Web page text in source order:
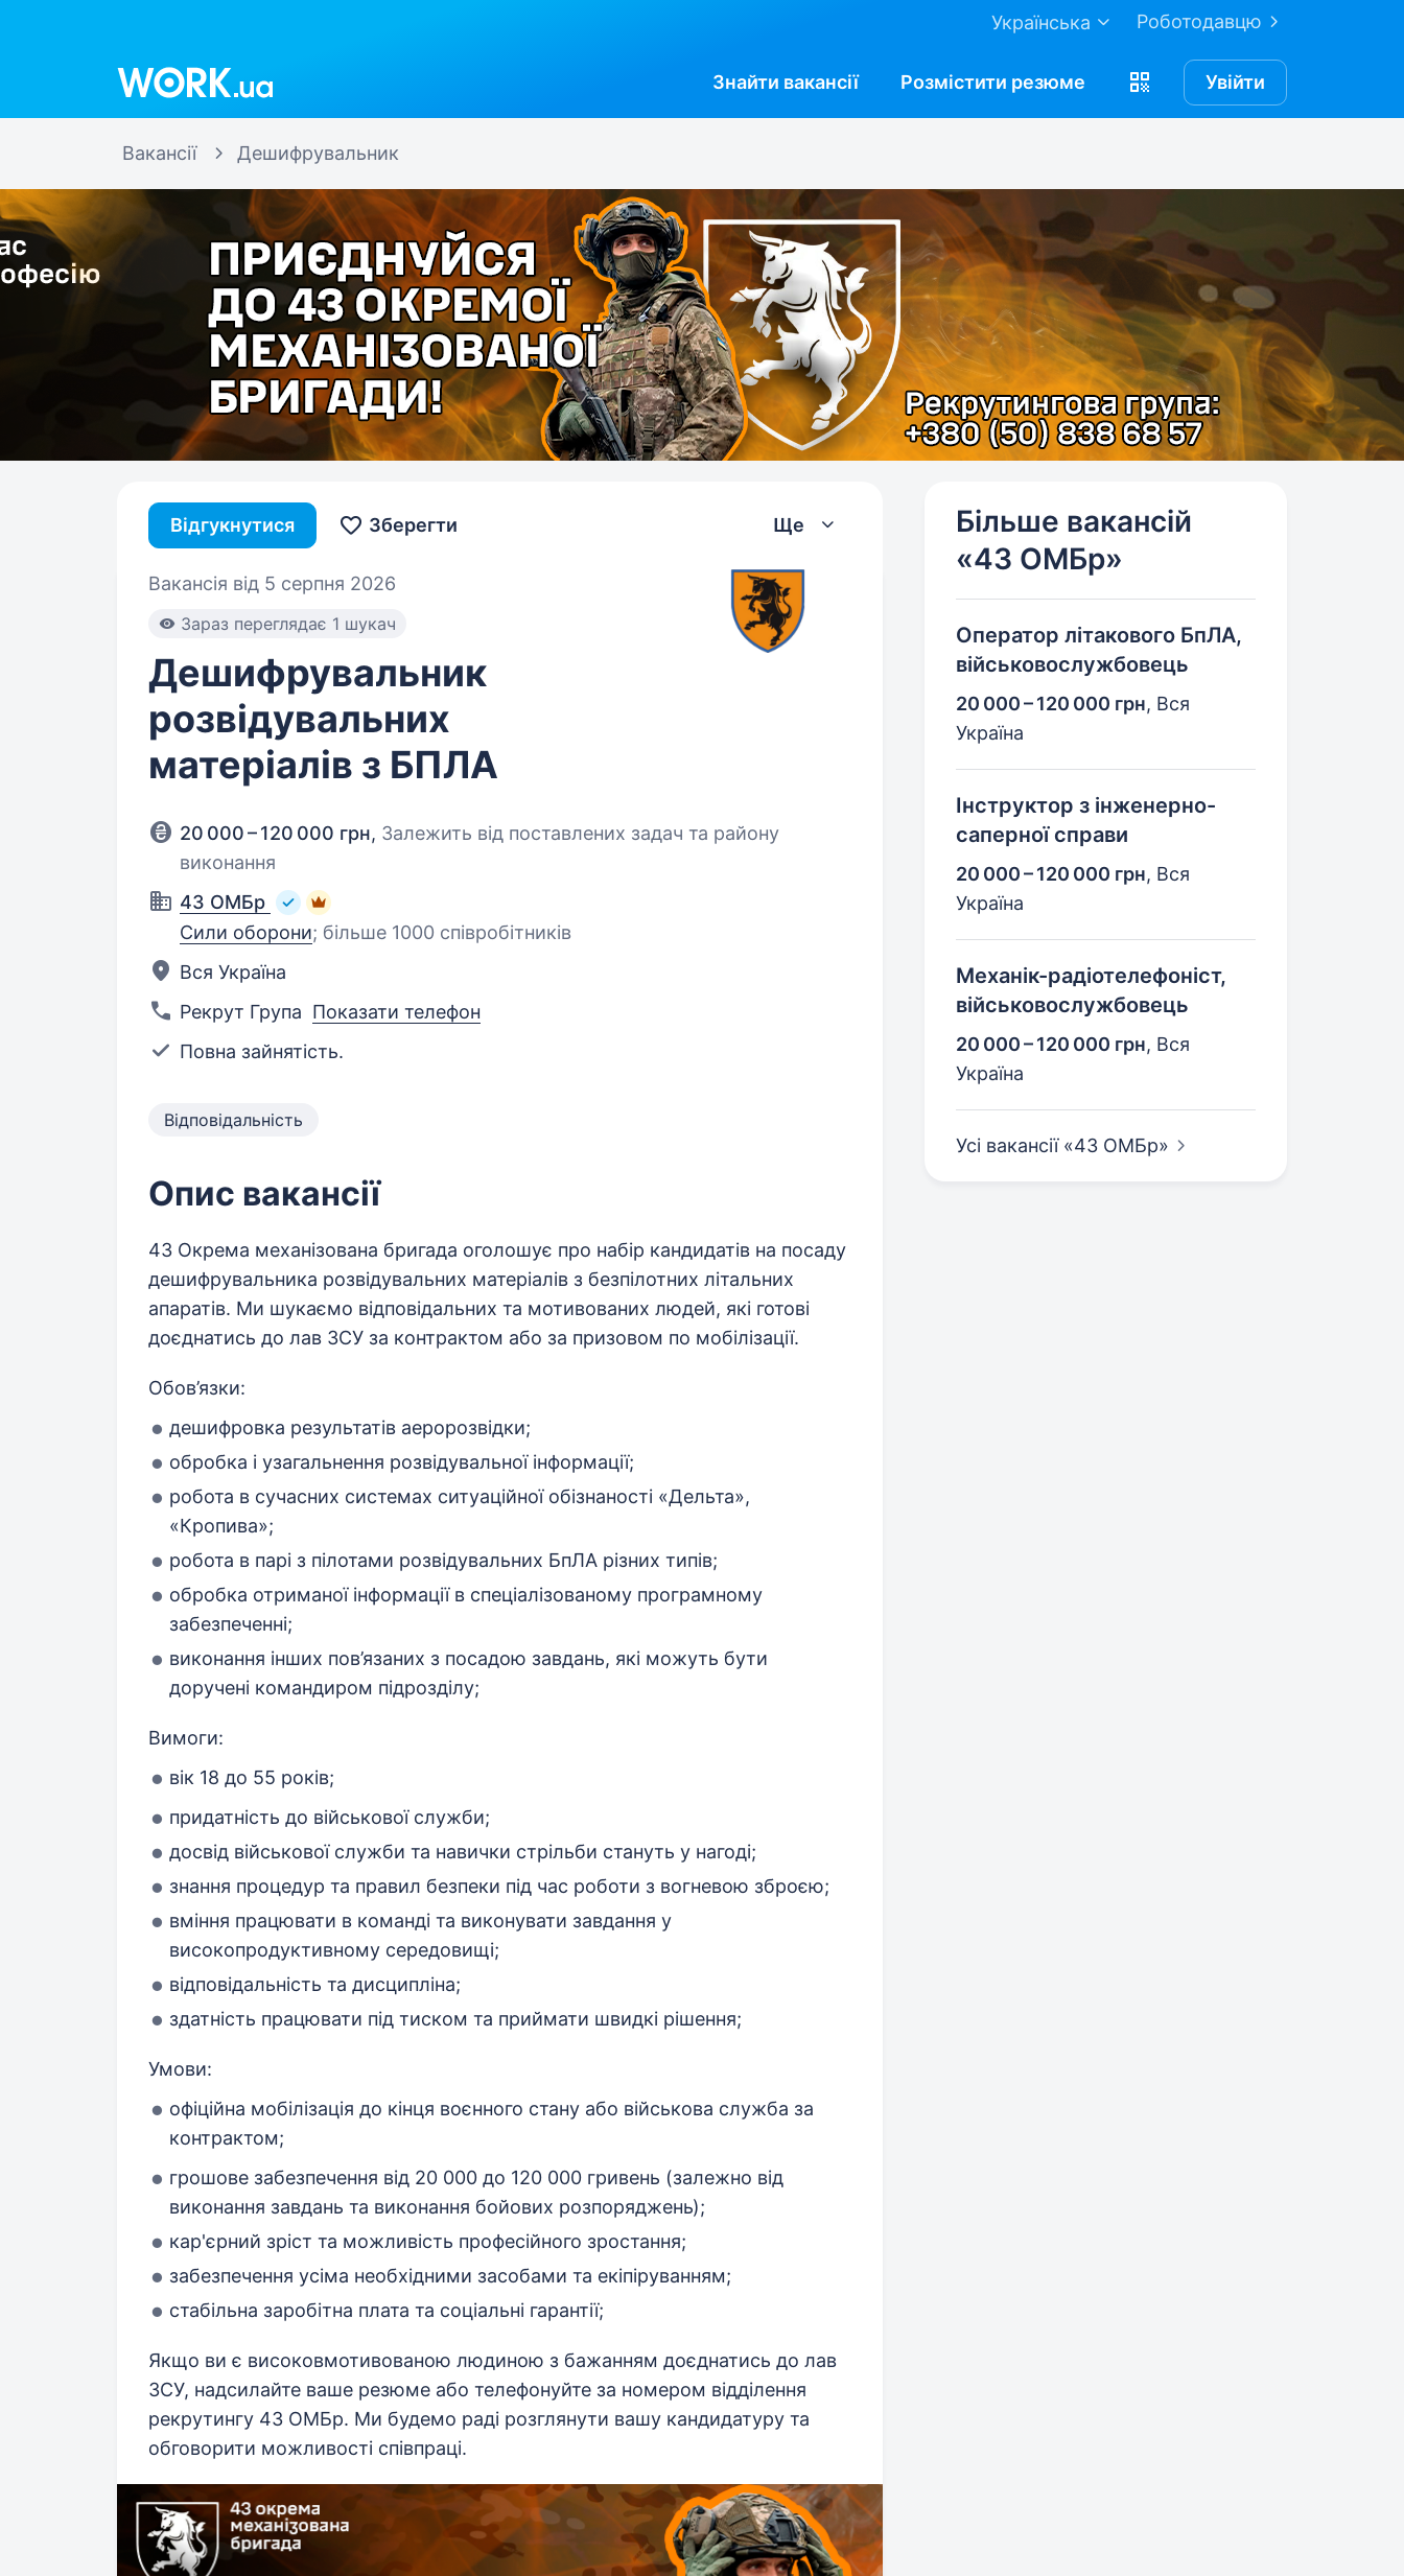
Роботодавцю
Українська
Знайти вакансії Розмістити резюме Увійти
Вакансії Дешифрувальник
Відгукнутися Зберегти Ще
Вакансія від 5 серпня 2026
Зараз переглядає 1 шукач
Дешифрувальник
розвідувальних
матеріалів з БПЛА
20 000 – 120 000 грн, Залежить від поставлених задач та району
виконання
43 ОМБр
Сили оборони; більше 1000 співробітників
Вся Україна
Рекрут Група Показати телефон
Повна зайнятість.
Відповідальність
Опис вакансії
43 Окрема механізована бригада оголошує про набір кандидатів на посаду
дешифрувальника розвідувальних матеріалів з безпілотних літальних
апаратів. Ми шукаємо відповідальних та мотивованих людей, які готові
доєднатись до лав ЗСУ за контрактом або за призовом по мобілізації.
Обов’язки:
дешифровка результатів аеророзвідки;
обробка і узагальнення розвідувальної інформації;
робота в сучасних системах ситуаційної обізнаності «Дельта»,
«Кропива»;
робота в парі з пілотами розвідувальних БпЛА різних типів;
обробка отриманої інформації в спеціалізованому програмному
забезпеченні;
виконання інших пов’язаних з посадою завдань, які можуть бути
доручені командиром підрозділу;
Вимоги:
вік 18 до 55 років;
придатність до військової служби;
досвід військової служби та навички стрільби стануть у нагоді;
знання процедур та правил безпеки під час роботи з вогневою зброєю;
вміння працювати в команді та виконувати завдання у
високопродуктивному середовищі;
відповідальність та дисципліна;
здатність працювати під тиском та приймати швидкі рішення;
Умови:
офіційна мобілізація до кінця воєнного стану або військова служба за
контрактом;
грошове забезпечення від 20 000 до 120 000 гривень (залежно від
виконання завдань та виконання бойових розпоряджень);
кар'єрний зріст та можливість професійного зростання;
забезпечення усіма необхідними засобами та екіпіруванням;
стабільна заробітна плата та соціальні гарантії;
Якщо ви є високовмотивованою людиною з бажанням доєднатись до лав
ЗСУ, надсилайте ваше резюме або телефонуйте за номером відділення
рекрутингу 43 ОМБр. Ми будемо раді розглянути вашу кандидатуру та
обговорити можливості співпраці.
Більше вакансій
«43 ОМБр»
Оператор літакового БпЛА,
військовослужбовець
20 000 – 120 000 грн, Вся
Україна
Інструктор з інженерно-
саперної справи
20 000 – 120 000 грн, Вся
Україна
Механік-радіотелефоніст,
військовослужбовець
20 000 – 120 000 грн, Вся
Україна
Усі вакансії «43 ОМБр»